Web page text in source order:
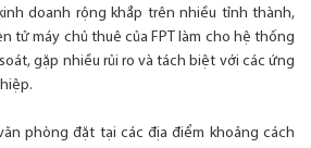
doanh rộng khắp trên nhiều tỉnh thành,
tử máy chủ thuê của FPT làm cho hệ thống
gặp nhiều rủi ro và tách biệt với các ứng
phòng đặt tại các địa điểm khoảng cách